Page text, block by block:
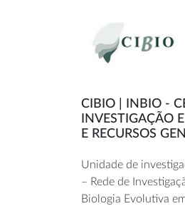
CIBIO | INBIO -
INVESTIGAÇÃO
E RECURSOS
Unidade de
– Rede de
Biologia Evolutiva